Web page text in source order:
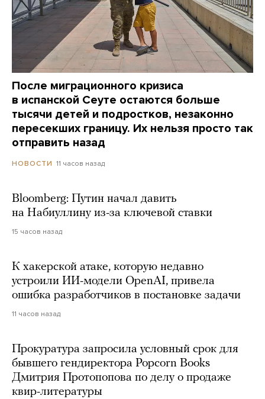
После миграционного кризиса
в испанской Сеуте остаются больше
тысячи детей и подростков, незаконно
пересекших границу. Их нельзя просто так
отправить назад
НОВОСТИ 11 часов назад
Bloomberg: Путин начал давить
на Набиуллину из-за ключевой ставки
15 часов назад
К хакерской атаке, которую недавно
устроили ИИ-модели OpenAI, привела
ошибка разработчиков в постановке задачи
11 часов назад
Прокуратура запросила условный срок для
бывшего гендиректора Popcorn Books
Дмитрия Протопопова по делу о продаже
квир-литературы